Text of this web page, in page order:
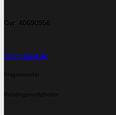
Cvr: 40690956
@subseed.dk